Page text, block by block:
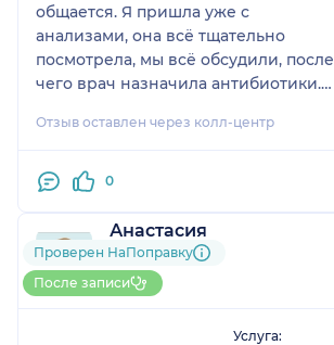
общается. Я пришла уже с
анализами, она всё тщательно
посмотрела, мы всё обсудили, после
чего врач назначила антибиотики.
у меня несложный. Окончательно о
повторного анализа.
Отзыв оставлен через колл-центр
0
Анастасия
1 отзыв
До 10 записей через
НаПоправку
Проверен НаПоправку
После записи
Услуга: